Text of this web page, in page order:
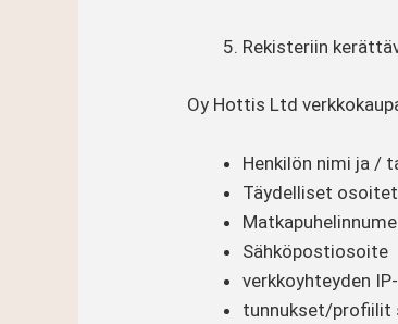
Rekisteriin
Oy Hottis Ltd
Henkilön nimi ja /
Täydelliset
Sähköpostiosoite
verkkoyhteyden
tunnukset/profiilit